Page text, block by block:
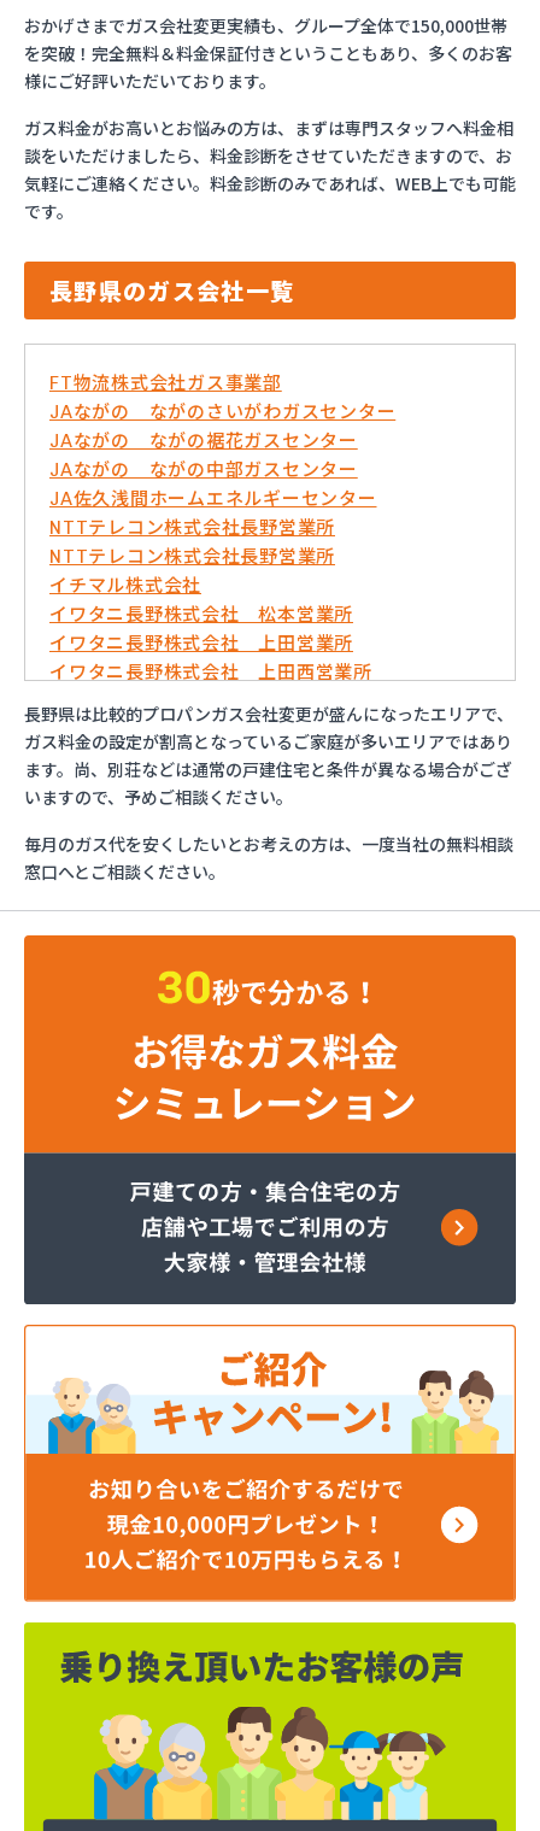
おかげさまでガス会社変更実績も、グループ全体で150,000世帯
を突破！完全無料＆料金保証付きということもあり、多くのお客
様にご好評いただいております。
ガス料金がお高いとお悩みの方は、まずは専門スタッフへ料金相
談をいただけましたら、料金診断をさせていただきますので、お
気軽にご連絡ください。料金診断のみであれば、WEB上でも可能
です。
長野県のガス会社一覧
FT物流株式会社ガス事業部
JAながの ながのさいがわガスセンター
JAながの ながの裾花ガスセンター
JAながの ながの中部ガスセンター
JA佐久浅間ホームエネルギーセンター
NTTテレコン株式会社長野営業所
NTTテレコン株式会社長野営業所
イチマル株式会社
イワタニ長野株式会社 松本営業所
イワタニ長野株式会社 上田営業所
イワタニ長野株式会社 上田西営業所
イワタニ長野株式会社 佐久営業所
イワタニ長野株式会社 長野営業所
エッソ・ガスセンター長野
ガスネット佐久
サンリン株式会社
サンリン株式会社 松本オートガススタンド
サンリン株式会社 長野南支店
サンリン株式会社 松本支店
ミヤバラガス株式会社
伊丹産業株式会社 長野工場
伊丹産業株式会社 千曲営業所
一之瀬電器瓦斯サービス
岡谷酸素株式会社 佐久営業所
岡谷酸素株式会社 松本営業所
岡谷酸素株式会社 長野営業所
貝印石油株式会社 長野支店
株式会社エナジー内山
株式会社カワネン 本社・ガス事業部
株式会社クレックス 長野営業所
株式会社サイサン 佐久営業所
株式会社サイサン 千曲営業所
株式会社サイサン 長野支店
株式会社サイサン 東御営業所
株式会社セリタ
株式会社セリタ 上田営業所
株式会社タカサワ長野営業所LPG
株式会社ホームエネルギー長野 長野センター
株式会社リビック長野
株式会社叶屋
株式会社高木屋プロパン部
株式会社森田
長野県は比較的プロパンガス会社変更が盛んになったエリアで、
ガス料金の設定が割高となっているご家庭が多いエリアではあり
ます。尚、別荘などは通常の戸建住宅と条件が異なる場合がござ
いますので、予めご相談ください。
毎月のガス代を安くしたいとお考えの方は、一度当社の無料相談
窓口へとご相談ください。